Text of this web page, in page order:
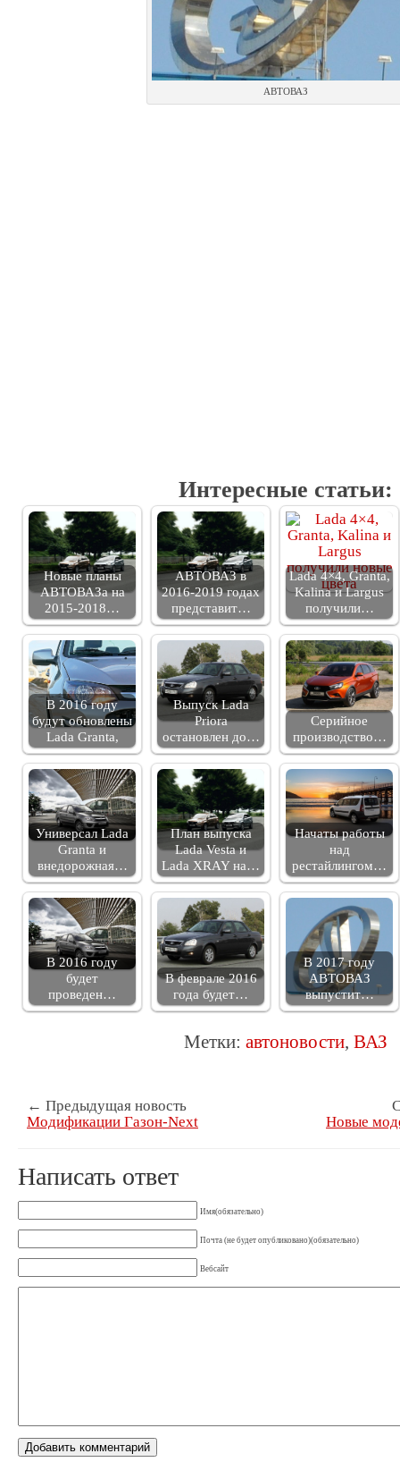
АВТОВАЗ
Интересные статьи:
Новые планы
АВТОВАЗа на
2015-2018…
АВТОВАЗ в
2016-2019 годах
представит…
Lada 4×4, Granta,
Kalina и Largus
получили…
В 2016 году
будут обновлены
Lada Granta,
Выпуск Lada
Priora
остановлен до…
Серийное
производство…
Универсал Lada
Granta и
внедорожная…
План выпуска
Lada Vesta и
Lada XRAY на…
Начаты работы
над
рестайлингом…
В 2016 году
будет
проведен…
В феврале 2016
года будет…
В 2017 году
АВТОВАЗ
выпустит…
Метки: автоновости, ВАЗ
← Предыдущая новость
Модификации Газон-Next
Новые
Написать ответ
Имя(обязательно)
Почта (не будет опубликовано)(обязательно)
Вебсайт